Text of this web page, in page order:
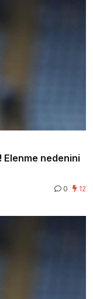
nedenini
0 12